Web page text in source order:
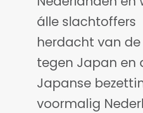
álle slachtoffers
herdacht van
tegen Japan en
Japanse
voormalig